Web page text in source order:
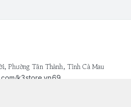
Phường Tân Thành, Tỉnh Cà Mau
k3store.vn69